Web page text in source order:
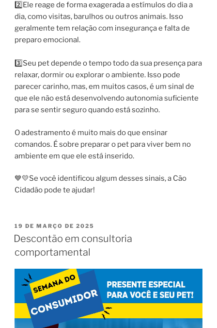
2️⃣Ele reage de forma exagerada a estímulos do dia a
dia, como visitas, barulhos ou outros animais. Isso
geralmente tem relação com insegurança e falta de
preparo emocional.
3️⃣Seu pet depende o tempo todo da sua presença para
relaxar, dormir ou explorar o ambiente. Isso pode
parecer carinho, mas, em muitos casos, é um sinal de
que ele não está desenvolvendo autonomia suficiente
para se sentir seguro quando está sozinho.
O adestramento é muito mais do que ensinar
comandos. É sobre preparar o pet para viver bem no
ambiente em que ele está inserido.
💙💛Se você identificou algum desses sinais, a Cão
Cidadão pode te ajudar!
19 DE MARÇO DE 2025
Descontão em consultoria
comportamental